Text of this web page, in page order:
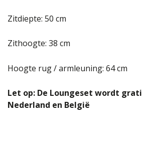
Zitdiepte: 50 cm
Zithoogte: 38 cm
Hoogte rug / armleuning: 64 cm
Let op: De Loungeset wordt
Nederland en België